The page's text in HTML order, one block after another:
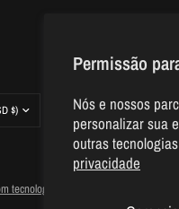
Permissão
Nós e nossos
personalizar sua
outras
privacidade
tecnologia da Shopify